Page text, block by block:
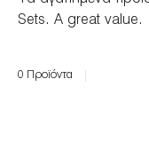
Sets. A great value.
0 Προϊόντα